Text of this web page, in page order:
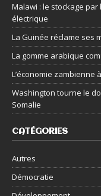
Malawi : le stockage
électrique
La Guinée réclame ses
La gomme arabique
L’économie zambienne
Washington tourne le
Somalie
CATÉGORIES
Autres
Démocratie